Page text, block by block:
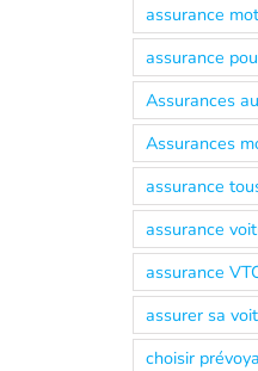
assurance
assurance
Assurances
Assurances
assurance
assurance
assurance
assurer sa
choisir